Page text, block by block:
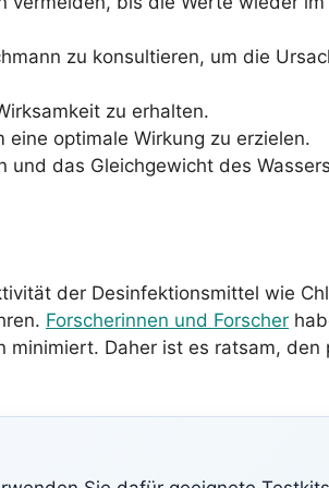
zu konsultieren, um die
zu erhalten.
optimale Wirkung zu erzielen.
und das Gleichgewicht des
der Desinfektionsmittel wie
Forscherinnen und Forscher
Daher ist es ratsam, den